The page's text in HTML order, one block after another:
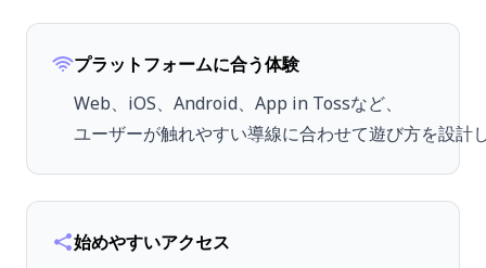
プラットフォームに合う体験
Web、iOS、Android、App in Tossなど、
ユーザーが触れやすい導線に合わせて遊び方を設計
始めやすいアクセス